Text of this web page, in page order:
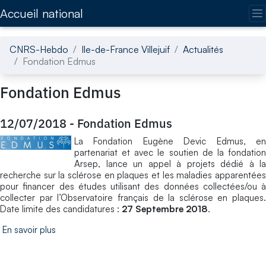
Accueil national
CNRS-Hebdo Ile-de-France Villejuif
Actualités
Fondation Edmus
Fondation Edmus
12/07/2018 - Fondation Edmus
La Fondation Eugène Devic Edmus, en
partenariat et avec le soutien de la fondation
Arsep, lance un appel à projets dédié à la
recherche sur la sclérose en plaques et les maladies apparentées
pour financer des études utilisant des données collectées/ou à
collecter par l’Observatoire français de la sclérose en plaques.
Date limite des candidatures : 27 Septembre 2018.
En savoir plus